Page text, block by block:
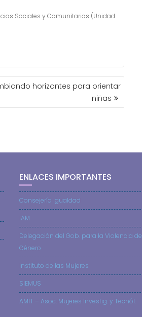
Sociales y Comunitarios (Unidad
horizontes para orientar
niñas
ENLACES IMPORTANTES
Consejería Igualdad
IAM
Delegación del Gob. para la Violencia de
Género
Instituto de las Mujeres
SIEMUS
AMIT – Asoc. Mujeres Investig. y Tecnól.